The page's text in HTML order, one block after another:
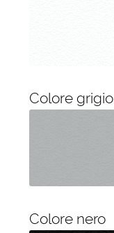
Colore grigio
Colore nero